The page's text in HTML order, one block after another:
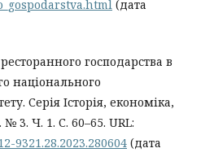
(дата
господарства в
національного
Серія Історія, економіка,
№ 3. Ч. 1. С. 60–65. URL:
9321.28.2023.280604 (дата